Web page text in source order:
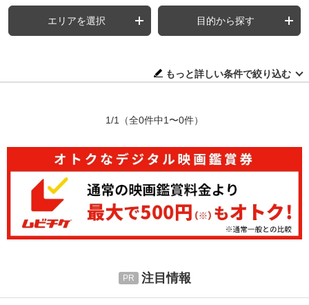
エリアを選択 目的から探す
もっと詳しい条件で絞り込む
1/1 （全0件中1〜0件）
注目情報